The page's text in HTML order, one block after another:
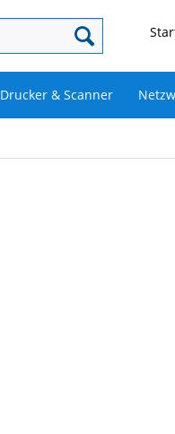
Drucker & Scanner